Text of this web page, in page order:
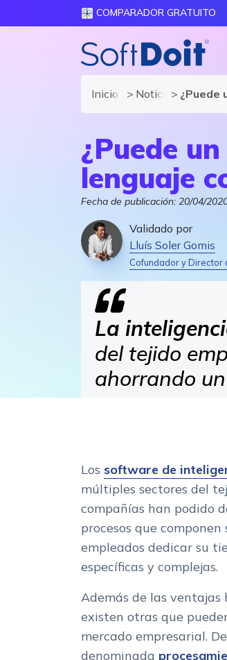
COMPARADOR GRATUITO
Inicio Noticias de¿Puede
¿Puede
lenguaje
Fecha de publicación: 20/04/
Validado por
Lluís Soler Gomis
Cofundador y Director
La
del tejido
ahorrando
Los software de
múltiples sectores del
compañías han podido
procesos que
empleados dedicar su
específicas y complejas.
Además de las ventajas
existen otras que
mercado empresarial.
denominada